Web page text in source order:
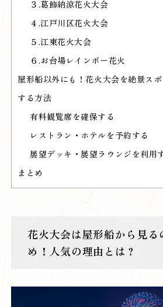
３.葛飾納涼花火大会
４.江戸川区花火大会
５.江東花火大会
６.お台場レインボー花火
屋形船以外にも！花火大会を絶景ス
する方法
有料観覧席を確保する
レストラン・ホテルを予約する
展望デッキ・展望ラウンジを利用
まとめ
花火大会は屋形船から見る
め！人気の理由とは？